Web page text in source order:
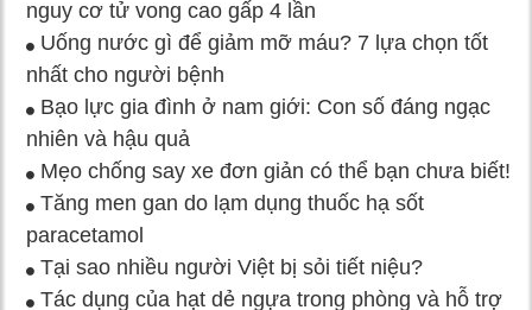
nguy cơ tử vong cao gấp 4 lần
Uống nước gì để giảm mỡ máu? 7 lựa chọn tốt
nhất cho người bệnh
Bạo lực gia đình ở nam giới: Con số đáng ngạc
nhiên và hậu quả
Mẹo chống say xe đơn giản có thể bạn chưa biết!
Tăng men gan do lạm dụng thuốc hạ sốt
paracetamol
Tại sao nhiều người Việt bị sỏi tiết niệu?
Tác dụng của hạt dẻ ngựa trong phòng và hỗ trợ